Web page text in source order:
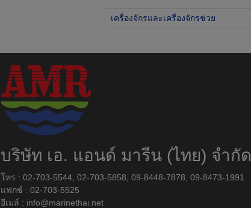
เครื่องจักรและเครื่องจักรช่วย
บริษัท เอ. แอนด์ มารีน (ไทย) จำกัด
โทร : 02-703-5544, 02-703-5858, 09-8448-7878, 09-8473-1991
แฟกซ์ : 02-703-5525
อีเมล์ : info@marinethai.net